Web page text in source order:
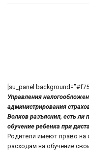
[su_panel
Управления
администрирования
Волков разъяснил, есть
обучение ребенка при
Родители имеют право на
расходам на обучение